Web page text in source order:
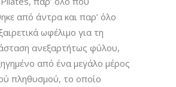
από άντρα και παρ’ όλο
ωφέλιμο για τη
ανεξαρτήτως φύλου,
από ένα μεγάλο μέρος
πληθυσμού, το οποίο